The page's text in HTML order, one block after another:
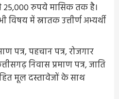
25,000 रुपये मासिक तक है।
विषय में स्नातक उत्तीर्ण अभ्यर्थी
पत्र, पहचान पत्र, रोजगार
निवास प्रमाण पत्र, जाति
मूल दस्तावेजों के साथ